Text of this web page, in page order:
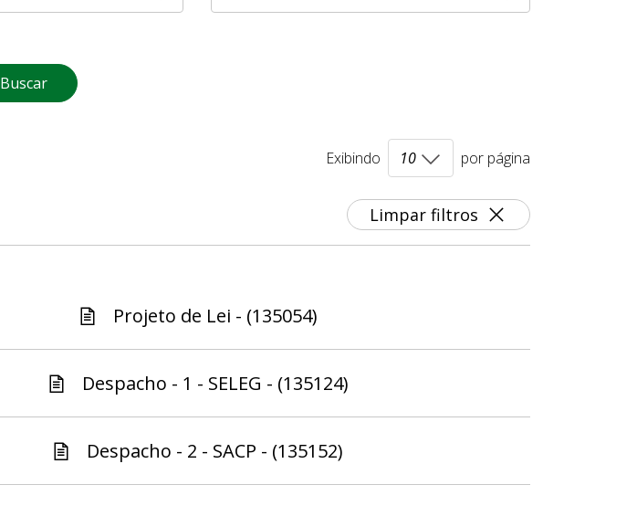
Buscar
Limpar filtros
Exibindo por página
Projeto de Lei - (135054)
Despacho - 1 - SELEG - (135124)
Despacho - 2 - SACP - (135152)